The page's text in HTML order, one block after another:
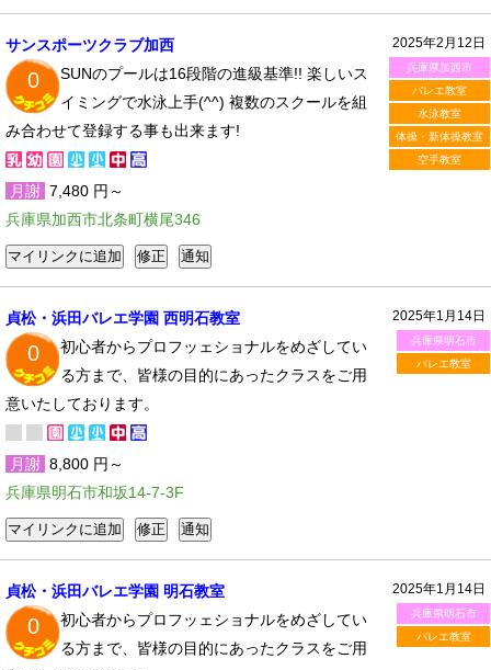
2025年2月12日
兵庫県加西市
バレエ教室
水泳教室
体操・新体操教室
空手教室
サンスポーツクラブ加西
0
SUNのプールは16段階の進級基準!! 楽しいス
イミングで水泳上手(^^) 複数のスクールを組
み合わせて登録する事も出来ます!
月謝 7,480 円～
兵庫県加西市北条町横尾346
2025年1月14日
兵庫県明石市
バレエ教室
貞松・浜田バレエ学園 西明石教室
0
初心者からプロフッェショナルをめざしてい
る方まで、皆様の目的にあったクラスをご用
意いたしております。
月謝 8,800 円～
兵庫県明石市和坂14-7-3F
2025年1月14日
兵庫県明石市
バレエ教室
貞松・浜田バレエ学園 明石教室
0
初心者からプロフッェショナルをめざしてい
る方まで、皆様の目的にあったクラスをご用